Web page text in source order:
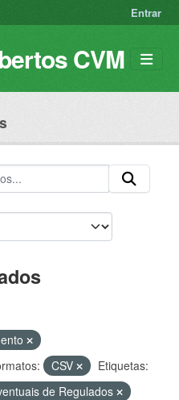
Entrar
CVM
CSV
Etiquetas:
de Regulados